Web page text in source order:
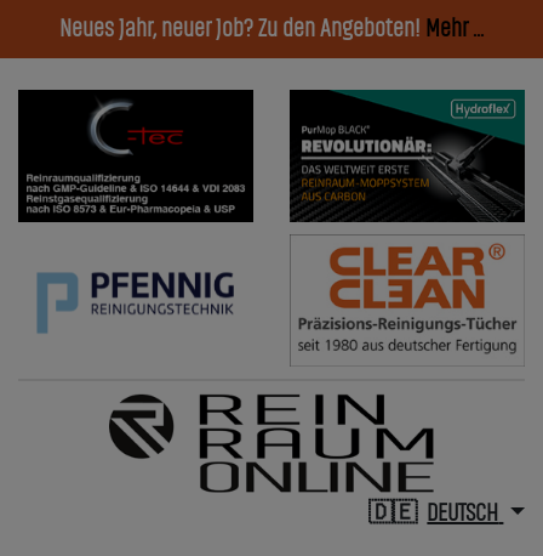
Neues Jahr, neuer Job? Zu den Angeboten! Mehr ...
DEUTSCH